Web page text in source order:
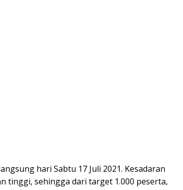
hari Sabtu 17 Juli 2021. Kesadaran
tinggi, sehingga dari target 1.000 peserta,